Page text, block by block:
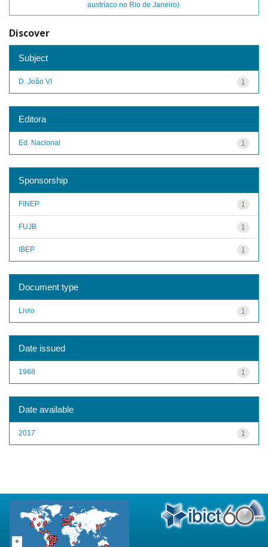
austríaco no Rio de Janeiro)
Discover
Subject
1
D. João VI
Editora
1
Ed. Nacional
Sponsorship
1
FINEP
1
FUJB
1
IBEP
Document type
1
Livro
Date issued
1
1968
Date available
1
2017